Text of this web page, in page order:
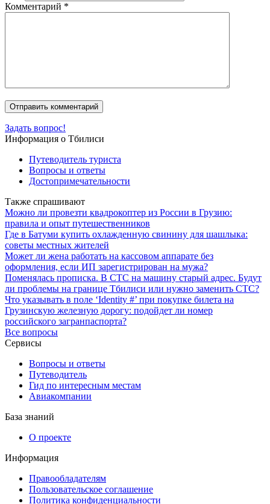
Комментарий *
Задать вопрос!
Информация о Тбилиси
Путеводитель туриста
Вопросы и ответы
Достопримечательности
Также спрашивают
Можно ли провезти квадрокоптер из России в Грузию:
правила и опыт путешественников
Где в Батуми купить охлажденную свинину для шашлыка:
советы местных жителей
Может ли жена работать на кассовом аппарате без
оформления, если ИП зарегистрирован на мужа?
Поменялась прописка. В СТС на машину старый адрес. Будут
ли проблемы на границе Тбилиси или нужно заменить СТС?
Что указывать в поле ‘Identity #’ при покупке билета на
Грузинскую железную дорогу: подойдет ли номер
российского загранпаспорта?
Все вопросы
Сервисы
Вопросы и ответы
Путеводитель
Гид по интересным местам
Авиакомпании
База знаний
О проекте
Информация
Правообладателям
Пользовательское соглашение
Политика конфиденциальности